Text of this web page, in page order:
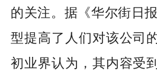
的关注。据《华尔街日
型提高了人们对该公司
初业界认为，其内容受